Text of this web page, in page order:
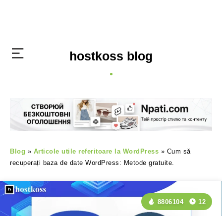
hostkoss blog
Blog » Articole utile referitoare la WordPress » Cum să
recuperați baza de date WordPress: Metode gratuite.
8806104 12